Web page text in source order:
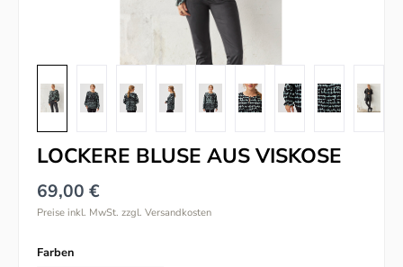
LOCKERE BLUSE AUS VISKOSE
69,00 €
Preise inkl. MwSt. zzgl. Versandkosten
Farbenauswählen